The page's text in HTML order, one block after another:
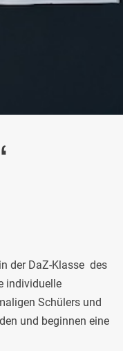
der DaZ-Klasse des
individuelle
Schülers und
und beginnen eine